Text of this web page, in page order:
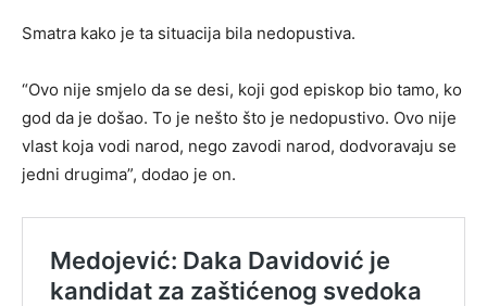
Smatra kako je ta situacija bila nedopustiva.
“Ovo nije smjelo da se desi, koji god episkop bio tamo, ko
god da je došao. To je nešto što je nedopustivo. Ovo nije
vlast koja vodi narod, nego zavodi narod, dodvoravaju se
jedni drugima”, dodao je on.